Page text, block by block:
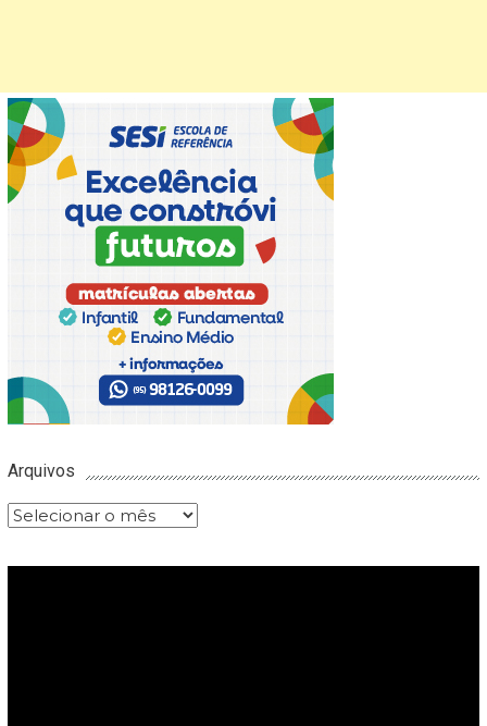
Arquivos
Arquivos